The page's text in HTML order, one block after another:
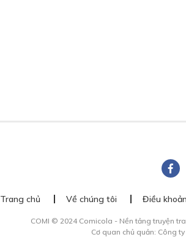
Trang chủ Về chúng tôi Điều
COMI © 2024 Comicola - Nền tảng truyện
Cơ quan chủ quản: Công